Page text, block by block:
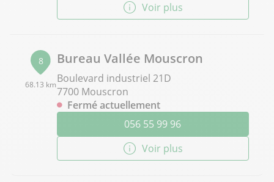
Voir plus
8
68.13 km
Bureau Vallée Mouscron
Boulevard industriel 21D
7700 Mouscron
Fermé actuellement
056 55 99 96
Voir plus